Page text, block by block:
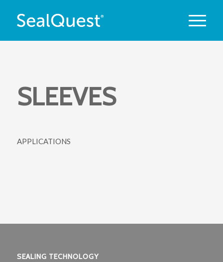
SLEEVES
APPLICATIONS
SEALING TECHNOLOGY